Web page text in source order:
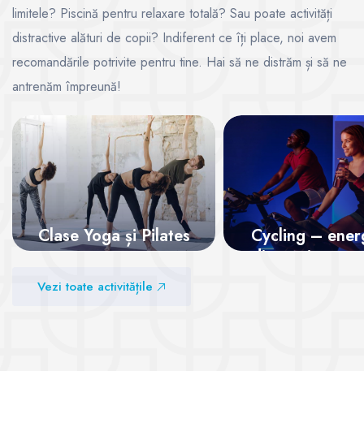
limitele? Piscină pentru relaxare totală? Sau poate activități
distractive alături de copii? Indiferent ce îți place, noi avem
recomandările potrivite pentru tine. Hai să ne distrăm și să ne
antrenăm împreună!
Clase Yoga și Pilates
Vezi sălile
Cycling –
distracție pe
Vezi toate activitățile